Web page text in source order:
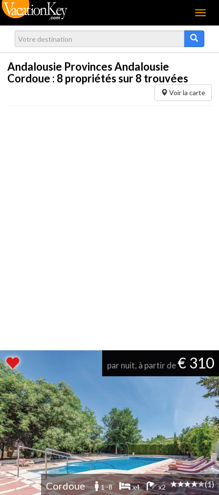
Menu
Andalousie Provinces Andalousie
Cordoue : 8 propriétés sur 8 trouvées
Voir la carte
par nuit, à partir de€ 310
Cordoue 1 -8 x4 x2 (1)